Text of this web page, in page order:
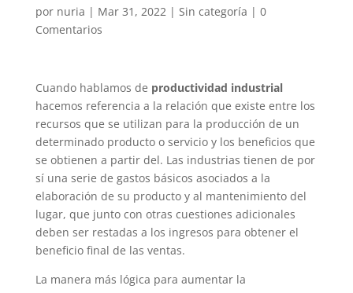
por nuria | Mar 31, 2022| Sin categoría | 0
Comentarios
Cuando hablamos de productividad industrial
hacemos referencia a la relación que existe entre los
recursos que se utilizan para la producción de un
determinado producto o servicio y los beneficios que
se obtienen a partir del. Las industrias tienen de por
sí una serie de gastos básicos asociados a la
elaboración de su producto y al mantenimiento del
lugar, que junto con otras cuestiones adicionales
deben ser restadas a los ingresos para obtener el
beneficio final de las ventas.
La manera más lógica para aumentar la